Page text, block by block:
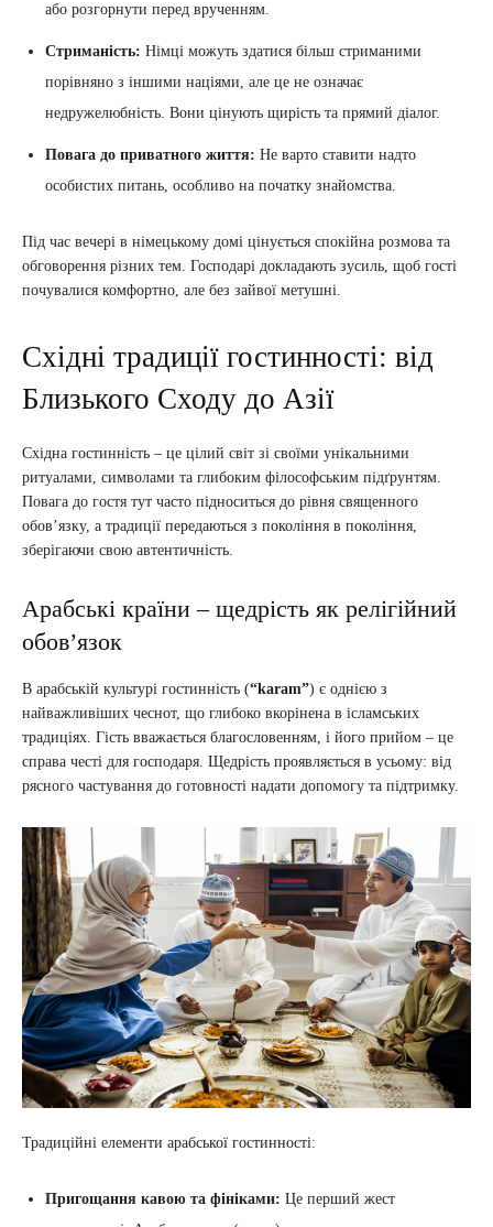
або розгорнути перед врученням.
Стриманість: Німці можуть здатися більш стриманими
порівняно з іншими націями, але це не означає
недружелюбність. Вони цінують щирість та прямий діалог.
Повага до приватного життя: Не варто ставити надто
особистих питань, особливо на початку знайомства.
Під час вечері в німецькому домі цінується спокійна розмова та
обговорення різних тем. Господарі докладають зусиль, щоб гості
почувалися комфортно, але без зайвої метушні.
Східні традиції гостинності: від
Близького Сходу до Азії
Східна гостинність – це цілий світ зі своїми унікальними
ритуалами, символами та глибоким філософським підґрунтям.
Повага до гостя тут часто підноситься до рівня священного
обов’язку, а традиції передаються з покоління в покоління,
зберігаючи свою автентичність.
Арабські країни – щедрість як релігійний
обов’язок
В арабській культурі гостинність (“karam”) є однією з
найважливіших чеснот, що глибоко вкорінена в ісламських
традиціях. Гість вважається благословенням, і його прийом – це
справа честі для господаря. Щедрість проявляється в усьому: від
рясного частування до готовності надати допомогу та підтримку.
Традиційні елементи арабської гостинності:
Пригощання кавою та фініками: Це перший жест